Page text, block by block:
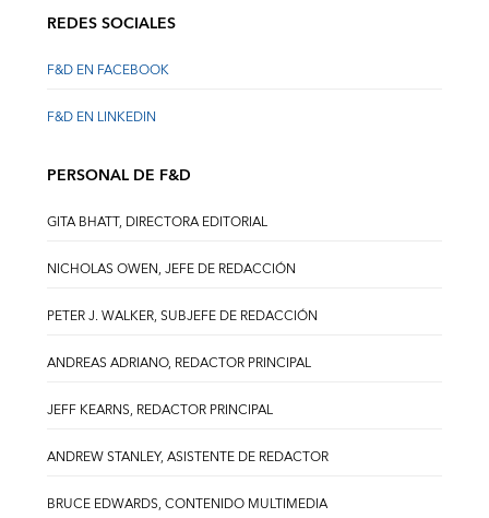
REDES SOCIALES
F&D EN FACEBOOK
F&D EN LINKEDIN
PERSONAL DE F&D
GITA BHATT, DIRECTORA EDITORIAL
NICHOLAS OWEN, JEFE DE REDACCIÓN
PETER J. WALKER, SUBJEFE DE REDACCIÓN
ANDREAS ADRIANO, REDACTOR PRINCIPAL
JEFF KEARNS, REDACTOR PRINCIPAL
ANDREW STANLEY, ASISTENTE DE REDACTOR
BRUCE EDWARDS, CONTENIDO MULTIMEDIA